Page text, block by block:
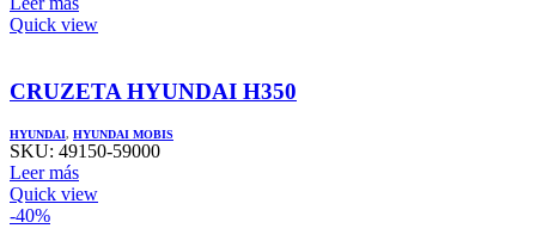
Quick view
CRUZETA HYUNDAI H350
HYUNDAI, HYUNDAI MOBIS
SKU: 49150-59000
Leer más
Quick view
-40%